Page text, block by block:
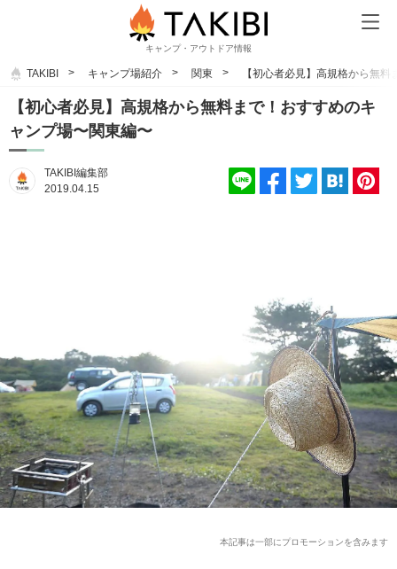
キャンプ・アウトドア情報
TAKIBI キャンプ場紹介 関東 【初心者必見】高規格から無
【初心者必見】高規格から無料まで！おすすめのキ
ャンプ場〜関東編〜
TAKIBI編集部
2019.04.15
本記事は一部にプロモーションを含みます